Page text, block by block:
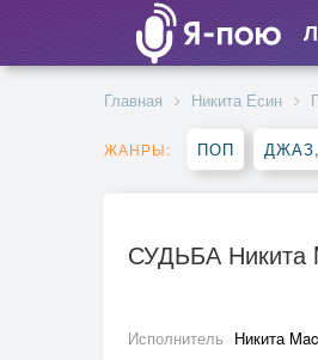
Главная Никита Есин
ЖАНРЫ: ПОП
СУДЬБА Никита
Исполнитель Никита